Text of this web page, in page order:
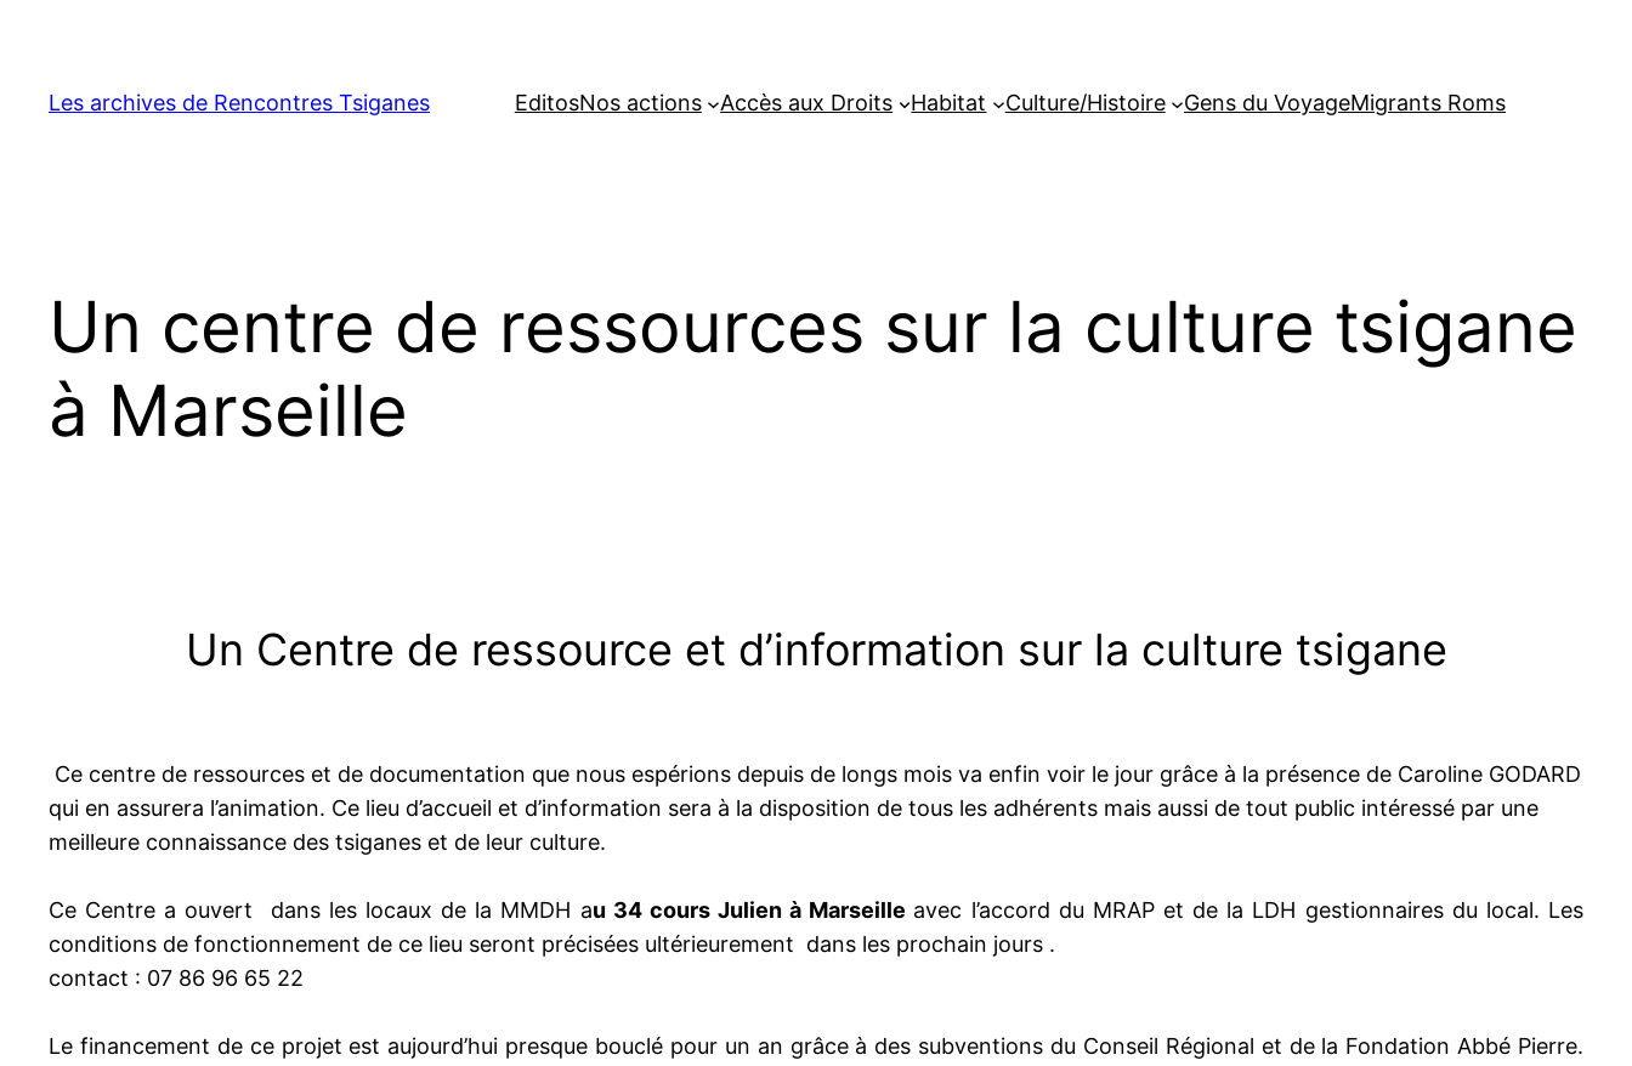
contenu
Les archives de Rencontres Tsiganes EditosNos actions Accès aux Droits Habitat Culture/Histoire Gens du VoyageMigrants Roms
Un centre de ressources sur la culture tsigane
à Marseille
Un Centre de ressource et d’information sur la culture tsigane
Ce centre de ressources et de documentation que nous espérions depuis de longs mois va enfin voir le jour grâce à la présence de Caroline GODARD
qui en assurera l’animation. Ce lieu d’accueil et d’information sera à la disposition de tous les adhérents mais aussi de tout public intéressé par une
meilleure connaissance des tsiganes et de leur culture.
Ce Centre a ouvert dans les locaux de la MMDH au 34 cours Julien à Marseille avec l’accord du MRAP et de la LDH gestionnaires du local. Les
conditions de fonctionnement de ce lieu seront précisées ultérieurement dans les prochain jours .
contact : 07 86 96 65 22
Le financement de ce projet est aujourd’hui presque bouclé pour un an grâce à des subventions du Conseil Régional et de la Fondation Abbé Pierre.